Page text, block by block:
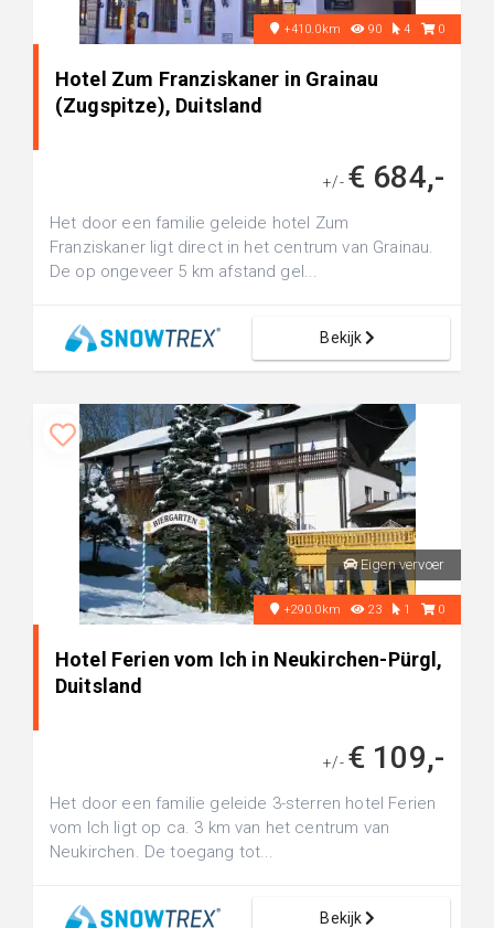
+410.0km 90 4 0
Hotel Zum Franziskaner in Grainau
(Zugspitze), Duitsland
+/- € 684,-
Het door een familie geleide hotel Zum
Franziskaner ligt direct in het centrum van Grainau.
De op ongeveer 5 km afstand gel...
Bekijk
Eigen vervoer
+290.0km 23 1 0
Hotel Ferien vom Ich in Neukirchen-Pürgl,
Duitsland
+/- € 109,-
Het door een familie geleide 3-sterren hotel Ferien
vom Ich ligt op ca. 3 km van het centrum van
Neukirchen. De toegang tot...
Bekijk